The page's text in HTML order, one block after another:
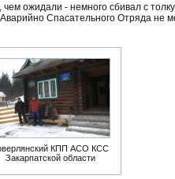
ожидали - немного сбивал с
Спасательного Отряда не
КПП АСО КСС
Закарпатской области